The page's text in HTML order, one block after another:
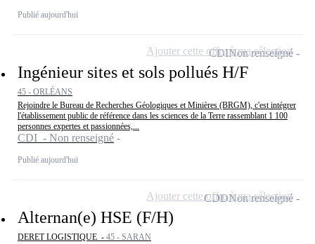
Publié aujourd'hui
Ingénieur sites et sols pollués H/F
45 - ORLÉANS
Rejoindre le Bureau de Recherches Géologiques et Minières (BRGM), c'est intégrer
l'établissement public de référence dans les sciences de la Terre rassemblant 1 100
personnes expertes et passionnées,...
CDI - Non renseigné
Publié aujourd'hui
CDINon renseigné
Ajouter cette offre à ma sélection
Alternan(e) HSE (F/H)
DERET LOGISTIQUE - 45 - SARAN
CDDNon renseigné
Ajouter cette offre à ma sélection